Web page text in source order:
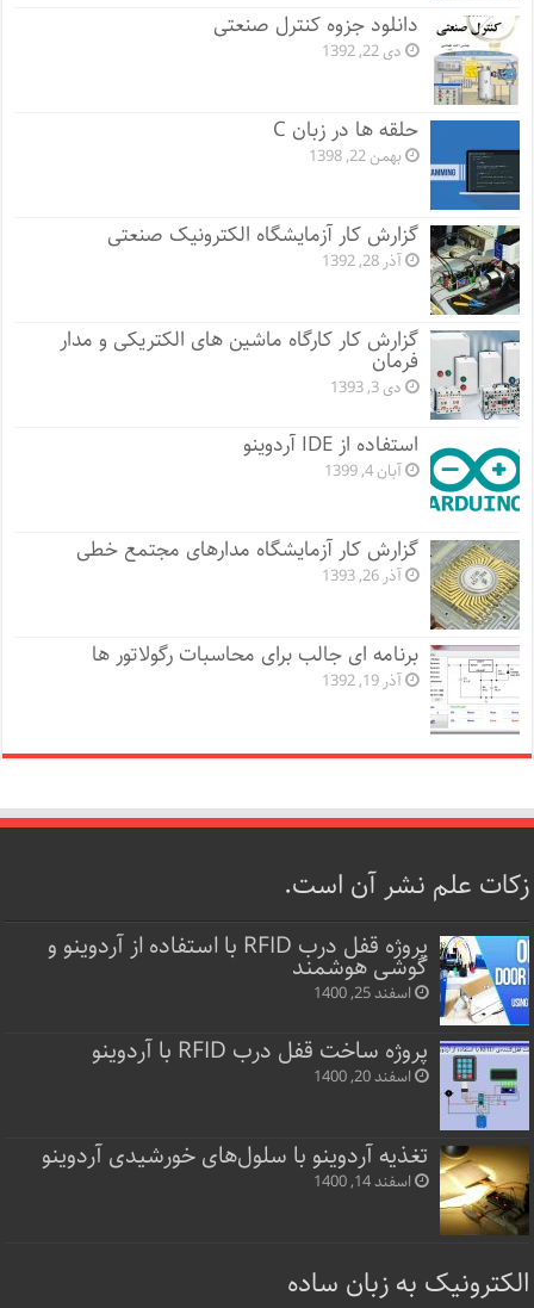
دانلود جزوه کنترل صنعتی
دی 22, 1392
حلقه ها در زبان C
بهمن 22, 1398
گزارش کار آزمایشگاه الکترونیک صنعتی
آذر 28, 1392
گزارش کار کارگاه ماشین های الکتریکی و مدار
فرمان
دی 3, 1393
استفاده از IDE آردوینو
آبان 4, 1399
گزارش کار آزمایشگاه مدارهای مجتمع خطی
آذر 26, 1393
برنامه ای جالب برای محاسبات رگولاتور ها
آذر 19, 1392
زکات علم نشر آن است.
پروژه قفل‌ درب RFID با استفاده از آردوینو و
گوشی هوشمند
اسفند 25, 1400
پروژه ساخت قفل‌ درب RFID با آردوینو
اسفند 20, 1400
تغذیه آردوینو با سلول‌های خورشیدی آردوینو
اسفند 14, 1400
الکترونیک به زبان ساده